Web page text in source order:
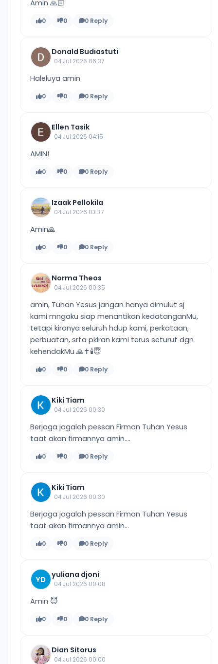
Amin 🙏🏻
0 0 0 Reply
Donald Budiastuti
04 Jul 2026 06:37
Haleluya amin
0 0 0 Reply
Ellen Tasik
04 Jul 2026 04:15
AMIN!
0 0 0 Reply
Izaak Pellokila
04 Jul 2026 03:37
Amin🙏
0 0 0 Reply
Norma Theos
04 Jul 2026 00:35
amin, Tuhan Yesus jangan hanya dimulut sj
kami mngaku siap menantikan kedatanganMu,
tetapi kiranya seluruh hdup kami, perkataan,
perbuatan, srta pkiran kami terus seturut dgn
kehendakMu 🙏✝️🕯😇
0 0 0 Reply
Kiki Tiam
04 Jul 2026 00:30
Berjaga jagalah pessan Firman Tuhan Yesus
taat akan firmannya amin....
0 0 0 Reply
Kiki Tiam
04 Jul 2026 00:30
Berjaga jagalah pessan Firman Tuhan Yesus
taat akan firmannya amin...
0 0 0 Reply
YD yuliana djoni
04 Jul 2026 00:08
Amin 😇
0 0 0 Reply
Dian Sitorus
04 Jul 2026 00:00